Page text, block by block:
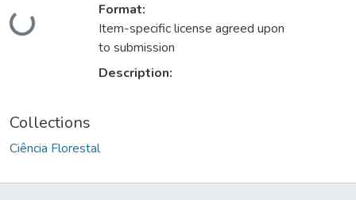
Format:
Item-specific license agreed upon
to submission
Description:
Collections
Ciência Florestal